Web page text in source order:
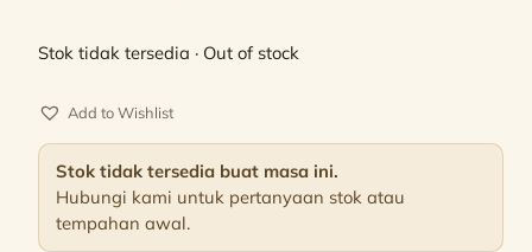
RM120.00.RM68.00.
Stok tidak tersedia · Out of stock
Add to Wishlist
Stok tidak tersedia buat masa ini.
Hubungi kami untuk pertanyaan stok atau
tempahan awal.